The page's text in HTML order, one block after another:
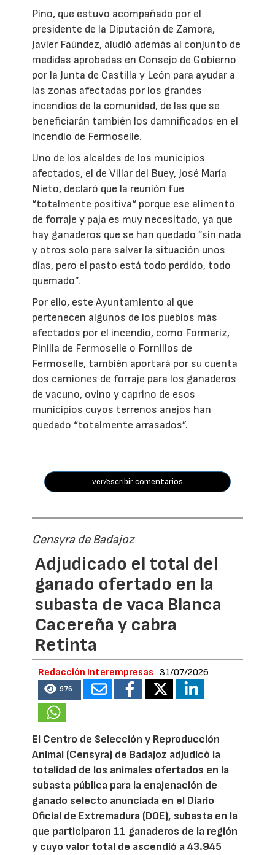
Pino, que estuvo acompañado por el
presidente de la Diputación de Zamora,
Javier Faúndez, aludió además al conjunto de
medidas aprobadas en Consejo de Gobierno
por la Junta de Castilla y León para ayudar a
las zonas afectadas por los grandes
incendios de la comunidad, de las que se
beneficiarán también los damnificados en el
incendio de Fermoselle.
Uno de los alcaldes de los municipios
afectados, el de Villar del Buey, José María
Nieto, declaró que la reunión fue
“totalmente positiva“ porque ese alimento
de forraje y paja es muy necesitado, ya que
hay ganaderos que se han quedado ”sin nada
y otros solo para salvar la situación unos
días, pero el pasto está todo perdido, todo
quemado”.
Por ello, este Ayuntamiento al que
pertenecen algunos de los pueblos más
afectados por el incendio, como Formariz,
Pinilla de Fermoselle o Fornillos de
Fermoselle, también aportará por su cuenta
dos camiones de forraje para los ganaderos
de vacuno, ovino y caprino de esos
municipios cuyos terrenos anejos han
quedado “totalmente arrasados”.
ver/escribir comentarios
Censyra de Badajoz
Adjudicado el total del
ganado ofertado en la
subasta de vaca Blanca
Cacereña y cabra
Retinta
Redacción Interempresas 31/07/2026
976
El Centro de Selección y Reproducción
Animal (Censyra) de Badajoz adjudicó la
totalidad de los animales ofertados en la
subasta pública para la enajenación de
ganado selecto anunciada en el Diario
Oficial de Extremadura (DOE), subasta en la
que participaron 11 ganaderos de la región
y cuyo valor total de ascendió a 43.945